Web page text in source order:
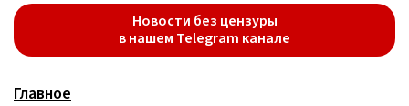
Новости без цензуры
в нашем Telegram канале
Главное